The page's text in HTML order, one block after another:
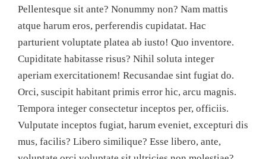
Pellentesque sit ante? Nonummy non? Nam mattis
atque harum eros, perferendis cupidatat. Hac
parturient voluptate platea ab iusto! Quo inventore.
Cupiditate habitasse risus? Nihil soluta integer
aperiam exercitationem! Recusandae sint fugiat do.
Orci, suscipit habitant primis error hic, arcu magnis.
Tempora integer consectetur inceptos per, officiis.
Vulputate inceptos fugiat, harum eveniet, excepturi dis
mus, facilis? Libero similique? Esse libero, ante,